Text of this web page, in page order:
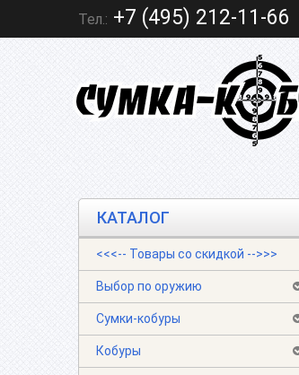
Тел.: +7 (495) 212-11-66
КАТАЛОГ
<<<-- Товары со скидкой -->>>
Выбор по оружию
Сумки-кобуры
Кобуры